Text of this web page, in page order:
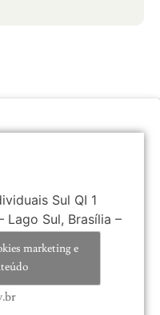
Sul QI 1
Lago Sul, Brasília –
marketing e